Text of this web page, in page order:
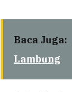
Baca Juga:
Lambung